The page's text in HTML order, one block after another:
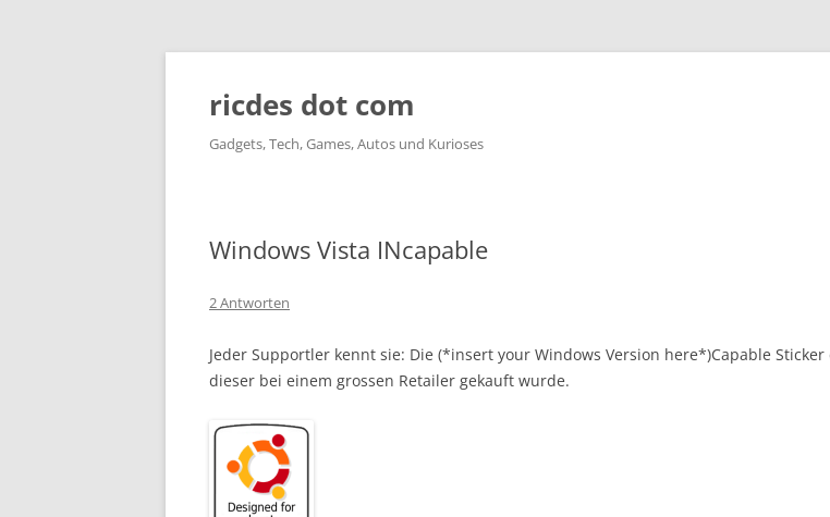
ricdes dot com
Gadgets, Tech, Games, Autos und Kurioses
Windows Vista INcapable
2 Antworten
Jeder Supportler kennt sie: Die (*insert your Windows Version here*)Capable
dieser bei einem grossen Retailer gekauft wurde.